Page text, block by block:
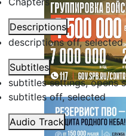
Descriptions
descriptions off, selected
Subtitles
subtitles settings, opens
subtitles off, selected
Audio Track